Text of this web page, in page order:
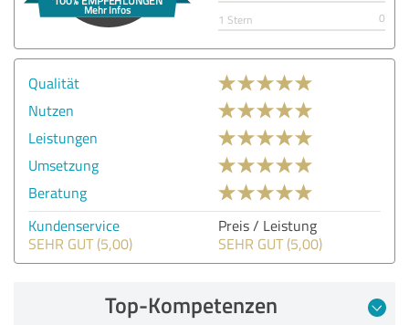
1 Stern
0
Qualität
Nutzen
Leistungen
Umsetzung
Beratung
Kundenservice
SEHR GUT (5,00)
Preis / Leistung
SEHR GUT (5,00)
Top-Kompetenzen